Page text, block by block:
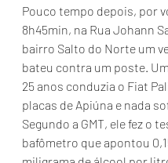
Pouco tempo depois, por
8h45min, na Rua Johann
bairro Salto do Norte um
bateu contra um poste.
25 anos conduzia o Fiat
placas de Apiúna e nada
Segundo a GMT, ele fez o
bafômetro que apontou